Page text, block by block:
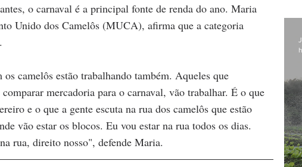
o carnaval é a principal fonte de renda do ano. Maria
Unido dos Camelôs (MUCA), afirma que a categoria
camelôs estão trabalhando também. Aqueles que
mercadoria para o carnaval, vão trabalhar. É o que
e o que a gente escuta na rua dos camelôs que estão
vão estar os blocos. Eu vou estar na rua todos os dias.
rua, direito nosso", defende Maria.